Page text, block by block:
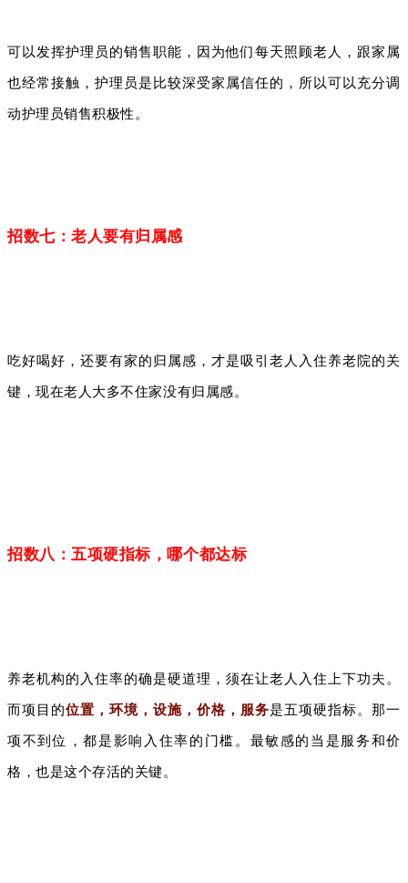
可以发挥护理员的销售职能，因为他们每天照顾老人，跟家属
也经常接触，护理员是比较深受家属信任的，所以可以充分调
动护理员销售积极性。
招数七：老人要有归属感
吃好喝好，还要有家的归属感，才是吸引老人入住养老院的关
键，现在老人大多不住家没有归属感。
招数八：五项硬指标，哪个都达标
养老机构的入住率的确是硬道理，须在让老人入住上下功夫。
而项目的位置，环境，设施，价格，服务是五项硬指标。那一
项不到位，都是影响入住率的门槛。最敏感的当是服务和价
格，也是这个存活的关键。